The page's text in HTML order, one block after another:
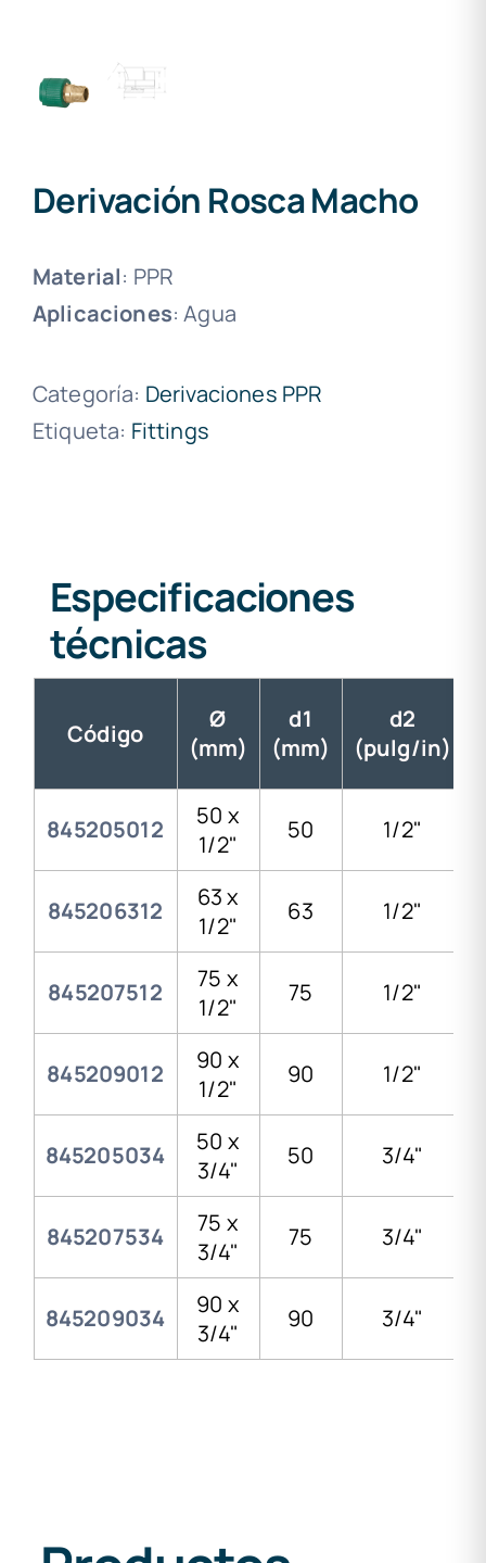
Derivación Rosca Macho
Material: PPR
Aplicaciones: Agua
Categoría: Derivaciones PPR
Etiqueta: Fittings
Especificaciones
técnicas
Código
Ø
(mm)
d1
(mm)
d2
(pulg/in)
845205012
50 x
1/2"
50 1/2"
845206312
63 x
1/2"
63 1/2"
845207512
75 x
1/2"
75 1/2"
845209012
90 x
1/2"
90 1/2"
845205034
50 x
3/4"
50 3/4"
845207534
75 x
3/4"
75 3/4"
845209034
90 x
3/4"
90 3/4"